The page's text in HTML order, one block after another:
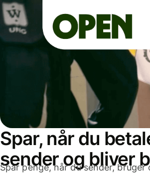
Spar, når du
sender og bliver
Spar penge, når du sender,